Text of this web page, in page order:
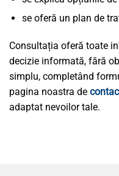
se oferă un plan de
Consultația oferă toate
decizie informată, fără
simplu, completând
pagina noastra de
adaptat nevoilor tale.